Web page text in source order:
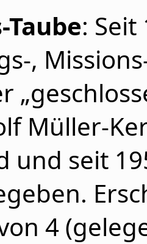
Taube:
,
Müller-
und seit
4